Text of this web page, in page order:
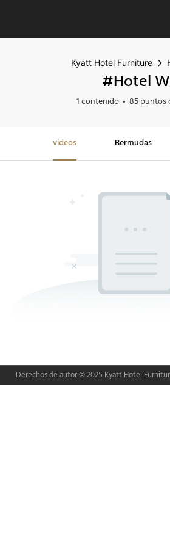
Kyatt Hotel Furniture
#Hotel W
1 contenido 85 puntos
videos Bermudas
Derechos de autor © 2025 Kyatt Hotel